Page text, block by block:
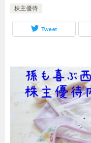
株主優待
Tweet